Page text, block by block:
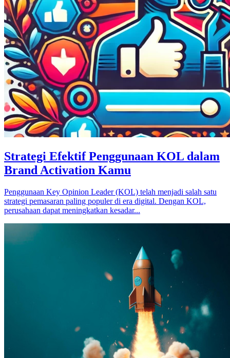
Strategi Efektif Penggunaan KOL dalam
Brand Activation Kamu
Penggunaan Key Opinion Leader (KOL) telah menjadi salah satu
strategi pemasaran paling populer di era digital. Dengan KOL,
perusahaan dapat meningkatkan kesadar...